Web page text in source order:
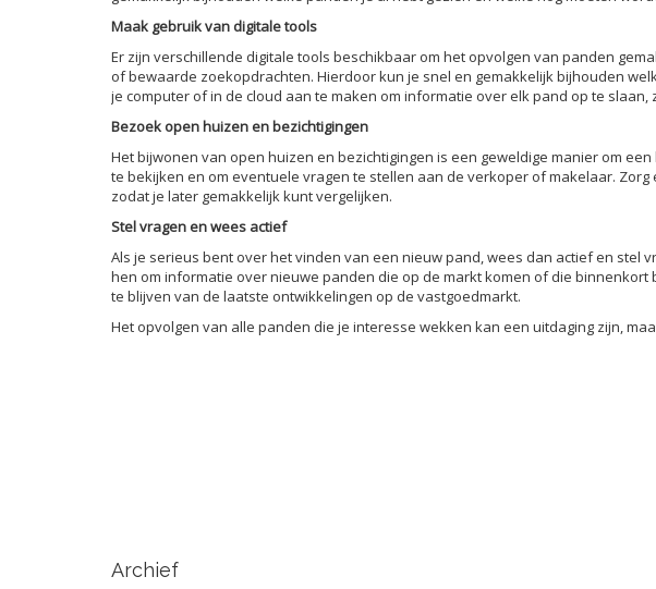
Maak gebruik van digitale tools
Er zijn verschillende digitale tools beschikbaar om het opvolgen van panden
of bewaarde zoekopdrachten. Hierdoor kun je snel en gemakkelijk bijhouden
je computer of in de cloud aan te maken om informatie over elk pand op te
Bezoek open huizen en bezichtigingen
Het bijwonen van open huizen en bezichtigingen is een geweldige manier om
te bekijken en om eventuele vragen te stellen aan de verkoper of makelaar.
zodat je later gemakkelijk kunt vergelijken.
Stel vragen en wees actief
Als je serieus bent over het vinden van een nieuw pand, wees dan actief en stel
hen om informatie over nieuwe panden die op de markt komen of die
te blijven van de laatste ontwikkelingen op de vastgoedmarkt.
Het opvolgen van alle panden die je interesse wekken kan een uitdaging zijn,
Archief